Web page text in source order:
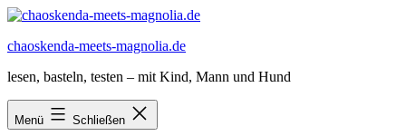
Zum
springen
chaoskenda-meets-magnolia.de
lesen, basteln, testen – mit Kind, Mann und Hund
Menü Schließen